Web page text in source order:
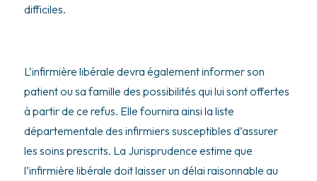
difficiles.
L’infirmière libérale devra également informer son
patient ou sa famille des possibilités qui lui sont offertes
à partir de ce refus. Elle fournira ainsi la liste
départementale des infirmiers susceptibles d’assurer
les soins prescrits. La Jurisprudence estime que
l’infirmière libérale doit laisser un délai raisonnable au